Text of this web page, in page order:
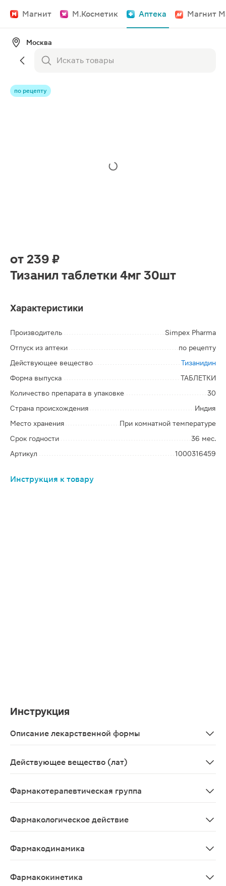
Магнит М.Косметик Аптека Магнит
Москва
по рецепту
от 239 ₽
Тизанил таблетки 4мг 30шт
Характеристики
Производитель
Simpex Pharma
Отпуск из аптеки
по рецепту
Действующее вещество
Тизанидин
Форма выпуска
ТАБЛЕТКИ
Количество препарата в упаковке
30
Страна происхождения
Индия
Место хранения
При комнатной температуре
Срок годности
36 мес.
Артикул
1000316459
Инструкция к товару
Инструкция
Описание лекарственной формы
Действующее вещество (лат)
Фармакотерапевтическая группа
Фармакологическое действие
Фармакодинамика
Фармакокинетика